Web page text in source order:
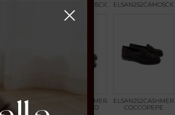
ELSAN252CAMOSCIOPEPE
ELSAN252CASHMERE
COCCOANETO
ELSAN252CASHMERE
COCCOPEPE